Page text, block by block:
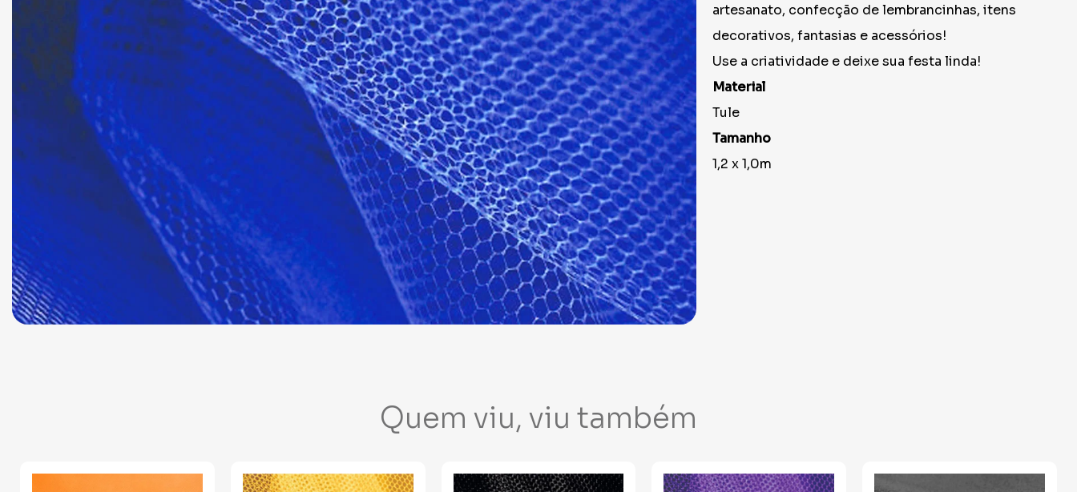
artesanato, confecção de lembrancinhas, itens
decorativos, fantasias e acessórios!
Use a criatividade e deixe sua festa linda!
Material
Tule
Tamanho
1,2 x 1,0m
Quem viu, viu também